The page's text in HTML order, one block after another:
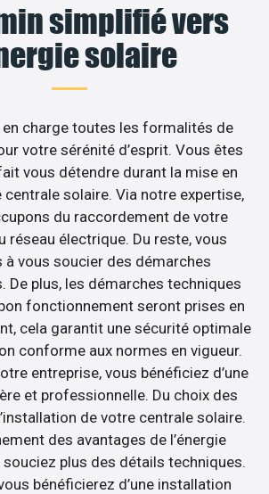
simplifié vers
solaire
en charge toutes les formalités de
votre sérénité d’esprit. Vous êtes
vous détendre durant la mise en
solaire. Via notre expertise,
du raccordement de votre
réseau électrique. Du reste, vous
à vous soucier des démarches
De plus, les démarches techniques
fonctionnement seront prises en
cela garantit une sécurité optimale
conforme aux normes en vigueur.
entreprise, vous bénéficiez d’une
et professionnelle. Du choix des
de votre centrale solaire.
des avantages de l’énergie
plus des détails techniques.
bénéficierez d’une installation